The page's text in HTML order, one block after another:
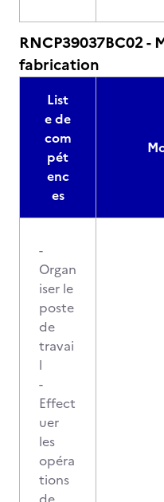
RNCP39037BC02
fabrication
List
e de
com
pét
enc
es
-
Organ
iser le
poste
de
travai
l
-
Effect
uer
les
opéra
tions